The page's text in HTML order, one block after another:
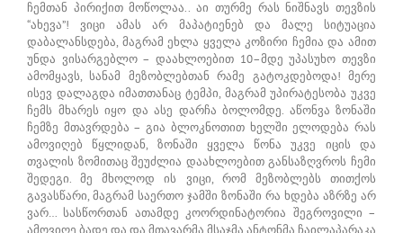
ჩემთან პირიქით მოწოლაა.. აი თურმე რას ნიშნავს თევზის
“ახევა”! ვიცი ამას არ მაპატიენებ და მალე სიტუაცია
დაბალანსდება, მაგრამ ეხლა ყველა კოზირი ჩემია და ამით
უნდა ვისარგებლო – დაახლოებით 10–მდე უპასუხო თევზი
ამომყავს, სანამ მეზობლებთან რამე გატოკდებოდა! მერე
ისევ დალაგდა იმათთანაც ტემპი, მაგრამ უპირატესობა უკვე
ჩემს მხარეს იყო და ასე დარჩა ბოლომდე. აწონვა ზონაში
ჩემზე მთავრდება – გია ბლოკნოთით ხელში ელოდება რას
ამოვიღებ წყლიდან, ზონაში ყველა წონა უკვე იცის და
თვალის ზომითაც შეუძლია დაახლოებით განსაზღვროს ჩემი
შედეგი. მე მხოლოდ ის ვიცი, რომ მეზობლებს თითქოს
გავასწარი, მაგრამ საერთო ჯამში ზონაში რა ხდება აზრზე არ
ვარ… სასწორთან ათამდე კოორდინატორია შეგროვილი –
ამოვიღე ბადე და და მთავარმა მსაჯმა ანტონმა ჩაილაპარაკა